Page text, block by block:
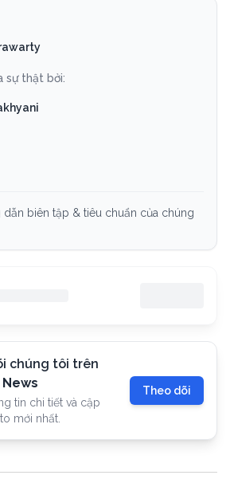
sự thật bởi:
biên tập & tiêu chuẩn của chúng
chúng tôi trên
News
tin chi tiết và cập
mới nhất.
Theo dõi